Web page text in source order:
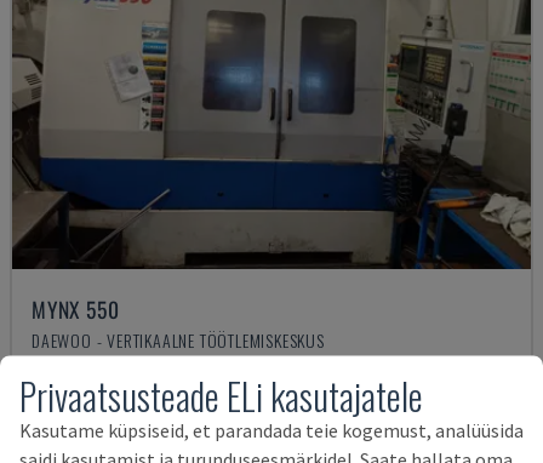
MYNX 550
DAEWOO - VERTIKAALNE TÖÖTLEMISKESKUS
21.000 €
Privaatsusteade ELi kasutajatele
Kasutame küpsiseid, et parandada teie kogemust, analüüsida